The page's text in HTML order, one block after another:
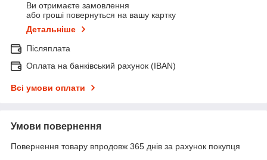
Ви отримаєте замовлення
або гроші повернуться на вашу картку
Детальніше
Післяплата
Оплата на банківський рахунок (IBAN)
Всі умови оплати
Умови повернення
Повернення товару впродовж 365 днів за рахунок покупця